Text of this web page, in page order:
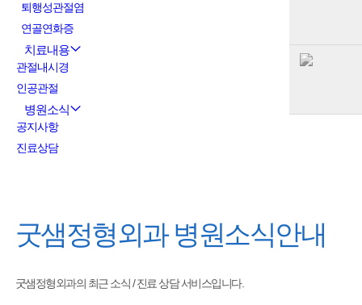
퇴행성관절염
연골연화증
치료내용
관절내시경
인공관절
병원소식
공지사항
진료상담
굿샘정형외과병원소식안내
굿샘정형외과의 최근 소식 / 진료 상담 서비스입니다.